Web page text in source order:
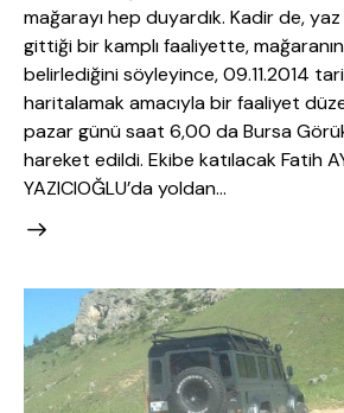
mağarayı hep duyardık. Kadir de,
gittiği bir kamplı faaliyette,
belirlediğini söyleyince, 09.11.2014
haritalamak amacıyla bir faaliyet
pazar günü saat 6,00 da Bursa
hareket edildi. Ekibe katılacak Fatih
YAZICIOĞLU’da yoldan…